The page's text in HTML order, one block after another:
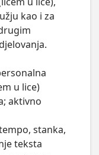
kao i za
u lice)
teksta